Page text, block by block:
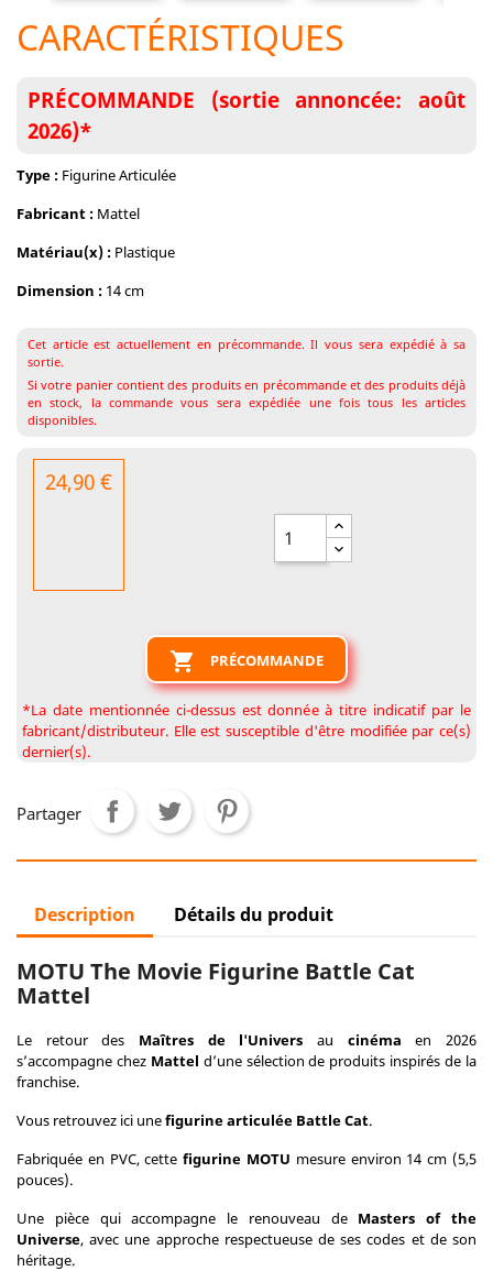
CARACTÉRISTIQUES
PRÉCOMMANDE (sortie annoncée: août
2026)*
Type : Figurine Articulée
Fabricant : Mattel
Matériau(x) : Plastique
Dimension : 14 cm
Cet article est actuellement en précommande. Il vous sera expédié à sa
sortie.
Si votre panier contient des produits en précommande et des produits déjà
en stock, la commande vous sera expédiée une fois tous les articles
disponibles.
24,90 €
 PRÉCOMMANDE
*La date mentionnée ci-dessus est donnée à titre indicatif par le
fabricant/distributeur. Elle est susceptible d'être modifiée par ce(s)
dernier(s).
Partager
Description Détails du produit
MOTU The Movie Figurine Battle Cat
Mattel
Le retour des Maîtres de l'Univers au cinéma en 2026
s’accompagne chez Mattel d’une sélection de produits inspirés de la
franchise.
Vous retrouvez ici unefigurine articulée Battle Cat.
Fabriquée en PVC, cettefigurine MOTU mesure environ 14 cm (5,5
pouces).
Une pièce qui accompagne le renouveau de Masters of the
Universe, avec une approche respectueuse de ses codes et de son
héritage.